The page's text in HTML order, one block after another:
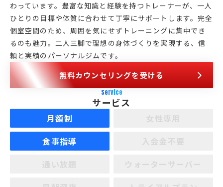
わっています。豊富な知識と経験を持つトレーナーが、一人
ひとりの目標や体質に合わせて丁寧にサポートします。完全
個室空間のため、周囲を気にせずトレーニングに集中でき
るのも魅力。二人三脚で理想の身体づくりを実現する、信
頼と実績のパーソナルジムです。
無料カウンセリングを受ける
Service
サービス
月額制
食事指導